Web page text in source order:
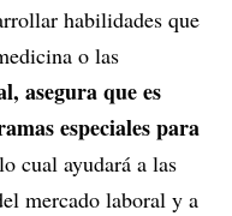
habilidades que
o las
asegura que es
especiales para
cual ayudará a las
mercado laboral y a